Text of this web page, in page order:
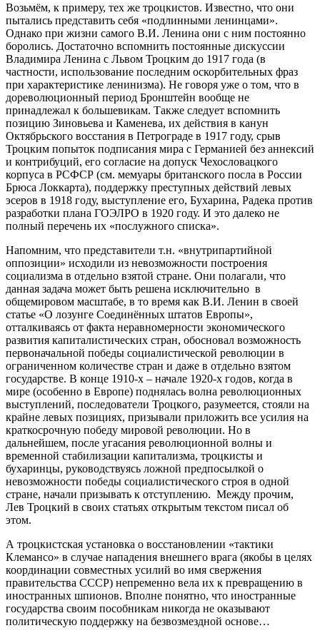
Возьмём, к примеру, тех же троцкистов. Известно, что они
пытались представить себя «подлинными ленинцами».
Однако при жизни самого В.И. Ленина они с ним постоянно
боролись. Достаточно вспомнить постоянные дискуссии
Владимира Ленина с Львом Троцким до 1917 года (в
частности, использование последним оскорбительных фраз
при характеристике ленинизма). Не говоря уже о том, что в
дореволюционный период Бронштейн вообще не
принадлежал к большевикам. Также следует вспомнить
позицию Зиновьева и Каменева, их действия в канун
Октябрьского восстания в Петрограде в 1917 году, срыв
Троцким попыток подписания мира с Германией без аннексий
и контрибуций, его согласие на допуск Чехословацкого
корпуса в РСФСР (см. мемуары британского посла в России
Брюса Локкарта), поддержку преступных действий левых
эсеров в 1918 году, выступление его, Бухарина, Радека против
разработки плана ГОЭЛРО в 1920 году. И это далеко не
полный перечень их «послужного списка».
Напомним, что представители т.н. «внутрипартийной
оппозиции» исходили из невозможности построения
социализма в отдельно взятой стране. Они полагали, что
данная задача может быть решена исключительно в
общемировом масштабе, в то время как В.И. Ленин в своей
статье «О лозунге Соединённых штатов Европы»,
отталкиваясь от факта неравномерности экономического
развития капиталистических стран, обосновал возможность
первоначальной победы социалистической революции в
ограниченном количестве стран и даже в отдельно взятом
государстве. В конце 1910-х – начале 1920-х годов, когда в
мире (особенно в Европе) поднялась волна революционных
выступлений, последователи Троцкого, разумеется, стояли на
крайне левых позициях, призывали приложить все усилия на
краткосрочную победу мировой революции. Но в
дальнейшем, после угасания революционной волны и
временной стабилизации капитализма, троцкисты и
бухаринцы, руководствуясь ложной предпосылкой о
невозможности победы социалистического строя в одной
стране, начали призывать к отступлению. Между прочим,
Лев Троцкий в своих статьях открытым текстом писал об
этом.
А троцкистская установка о восстановлении «тактики
Клемансо» в случае нападения внешнего врага (якобы в целях
координации совместных усилий во имя свержения
правительства СССР) непременно вела их к превращению в
иностранных шпионов. Вполне понятно, что иностранные
государства своим пособникам никогда не оказывают
политическую поддержку на безвозмездной основе…